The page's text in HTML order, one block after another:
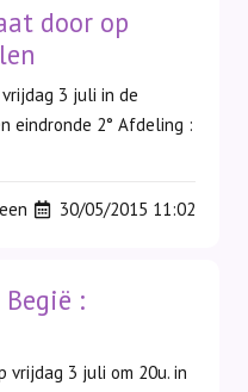
door op
3 juli in de
eindronde 2° Afdeling :
30/05/2015 11:02
:
vrijdag 3 juli om 20u. in